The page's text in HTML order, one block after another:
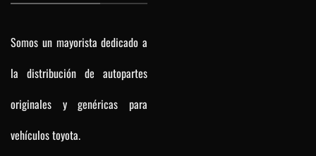
Somos un mayorista dedicado a
la distribución de autopartes
originales y genéricas para
vehículos toyota.